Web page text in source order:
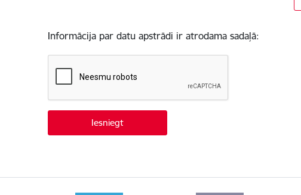
Informācija par datu apstrādi ir atrodama sadaļā: